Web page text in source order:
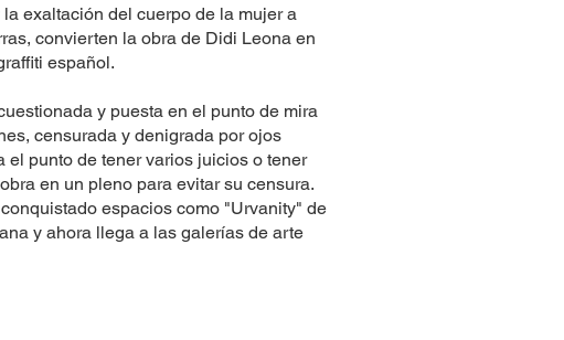
exaltación del cuerpo de la mujer a
convierten la obra de Didi Leona en
español.
y puesta en el punto de mira
censurada y denigrada por ojos
el punto de tener varios juicios o tener
en un pleno para evitar su censura.
espacios como "Urvanity" de
y ahora llega a las galerías de arte